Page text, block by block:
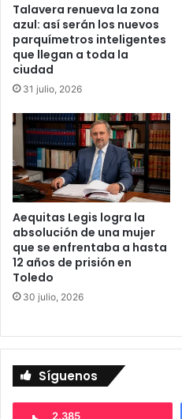
z
ó
n
d
e
l
M
u
d
o
e
n
d
o
c
r
e
m
e
t
a
a
r
e
s
e
l
n
ú
m
e
Talavera renueva la zona
azul: así serán los nuevos
parquímetros inteligentes
que llegan a toda la
ciudad
31 julio, 2026
Aequitas Legis logra la
absolución de una mujer
que se enfrentaba a hasta
12 años de prisión en
Toledo
30 julio, 2026
Síguenos
2.385